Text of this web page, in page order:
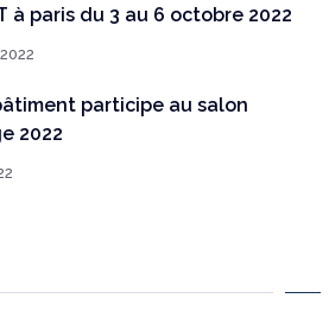
à paris du 3 au 6 octobre 2022
participe au salon
2022